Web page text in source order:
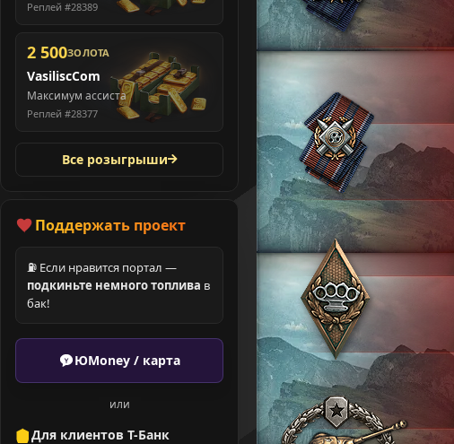
Реплей #28389
2 500ЗОЛОТА
VasiliscCom
Максимум ассиста
Реплей #28377
Все розыгрыши
Поддержать проект
⛽ Если нравится портал —
подкиньте немного топлива в
бак!
ЮMoney / карта
или
Для клиентов Т-Банк